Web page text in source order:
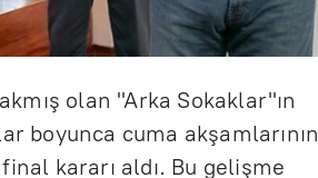
olan "Arka Sokaklar"ın
boyunca cuma akşamlarının
kararı aldı. Bu gelişme